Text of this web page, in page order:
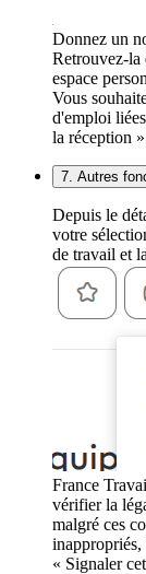
Donnez un
Retrouvez-la
espace
Vous
d'emploi
la réception
7. Autres
Depuis le
votre
de travail et
France
vérifier la
malgré ces
« Signaler